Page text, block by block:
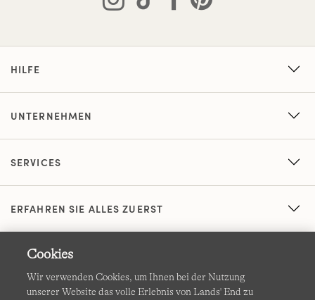
HILFE
UNTERNEHMEN
SERVICES
ERFAHREN SIE ALLES ZUERST
Cookies
Wir verwenden Cookies, um Ihnen bei der Nutzung
unserer Website das volle Erlebnis von Lands' End zu